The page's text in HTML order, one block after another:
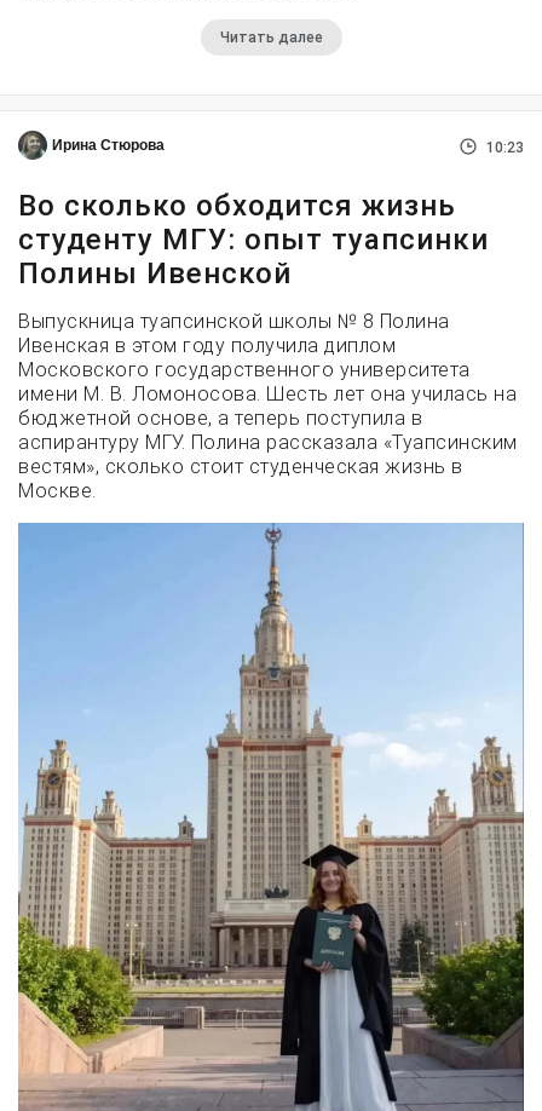
Читать далее
Ирина Стюрова 10:23
Во сколько обходится жизнь
студенту МГУ: опыт туапсинки
Полины Ивенской
Выпускница туапсинской школы № 8 Полина
Ивенская в этом году получила диплом
Московского государственного университета
имени М. В. Ломоносова. Шесть лет она училась на
бюджетной основе, а теперь поступила в
аспирантуру МГУ. Полина рассказала «Туапсинским
вестям», сколько стоит студенческая жизнь в
Москве.